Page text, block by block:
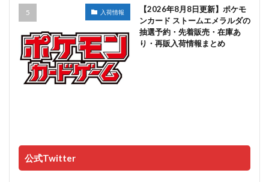
入荷情報
【2026年8月8日更新】ポケモ
ンカード ストームエメラルダの
抽選予約・先着販売・在庫あ
り・再販入荷情報まとめ
公式Twitter